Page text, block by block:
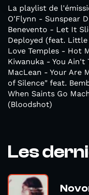
La playlist de
O'Flynn - Sunspear
Benevento - Let It
Deployed (feat.
Love Temples - Hot
Kiwanuka - You Ain't
MacLean - Your Are
of Silence" feat.
When Saints Go
(Bloodshot)
Les